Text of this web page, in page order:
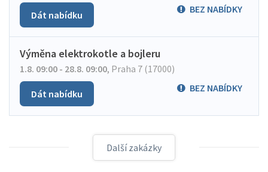
BEZ NABÍDKY
Dát nabídku
Výměna elektrokotle a bojleru
1.8. 09:00 - 28.8. 09:00, Praha 7 (17000)
BEZ NABÍDKY
Dát nabídku
Další zakázky